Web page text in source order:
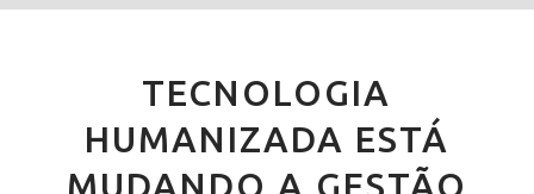
TECNOLOGIA
HUMANIZADA ESTÁ
MUDANDO A GESTÃO